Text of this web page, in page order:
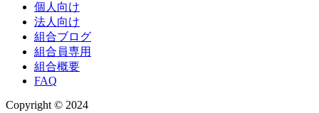
個人向け
法人向け
組合ブログ
組合員専用
組合概要
FAQ
Copyright © 2024